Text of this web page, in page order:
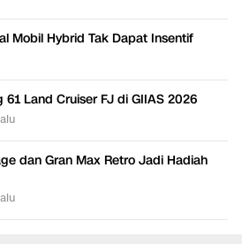
Mobil Hybrid Tak Dapat Insentif
Land Cruiser FJ di GIIAS 2026
dan Gran Max Retro Jadi Hadiah